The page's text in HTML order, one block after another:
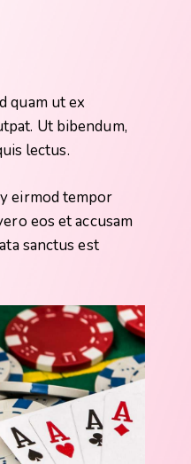
quam ut ex
Ut bibendum,
lectus.
eirmod tempor
eos et accusam
sanctus est